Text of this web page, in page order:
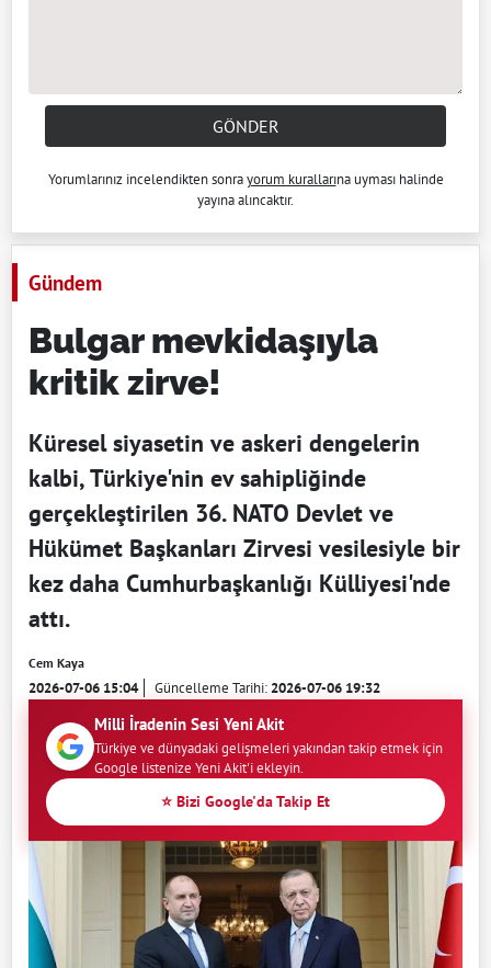
GÖNDER
Yorumlarınız incelendikten sonrayorum kurallarına uyması halinde
yayına alıncaktır.
Gündem
Bulgar mevkidaşıyla
kritik zirve!
Küresel siyasetin ve askeri dengelerin
kalbi, Türkiye'nin ev sahipliğinde
gerçekleştirilen 36. NATO Devlet ve
Hükümet Başkanları Zirvesi vesilesiyle bir
kez daha Cumhurbaşkanlığı Külliyesi'nde
attı.
Cem Kaya
2026-07-06 15:04 Güncelleme Tarihi:2026-07-06 19:32
Milli İradenin Sesi Yeni Akit
Türkiye ve dünyadaki gelişmeleri yakından takip etmek için
Google listenize Yeni Akit'i ekleyin.
⭐ Bizi Google'da Takip Et